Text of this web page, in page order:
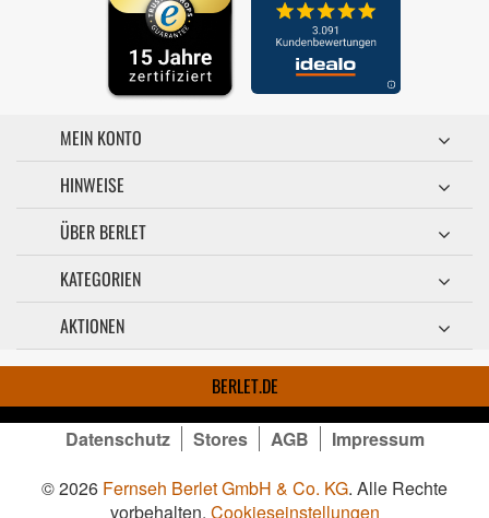
MEIN KONTO
HINWEISE
ÜBER BERLET
KATEGORIEN
AKTIONEN
BERLET.DE
Datenschutz Stores AGB
Impressum
© 2026 Fernseh Berlet GmbH & Co. KG. Alle Rechte
vorbehalten. Cookieseinstellungen